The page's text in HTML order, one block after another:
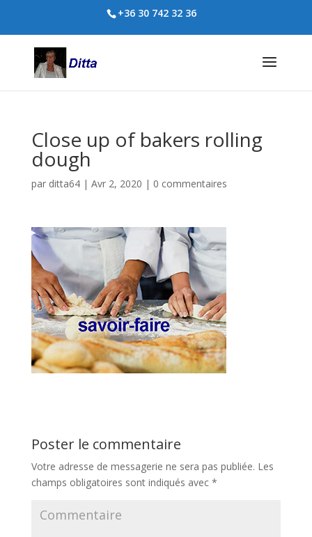
+36 30 742 32 36
Close up of bakers rolling
dough
par ditta64| Avr 2, 2020 | 0 commentaires
Poster le commentaire
Votre adresse de messagerie ne sera pas publiée. Les
champs obligatoires sont indiqués avec *